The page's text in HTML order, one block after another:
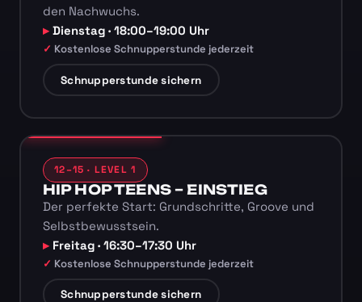
den Nachwuchs.
Dienstag · 18:00–19:00 Uhr
Kostenlose Schnupperstunde jederzeit
Schnupperstunde sichern
12–15 · LEVEL 1
HIP HOP TEENS – EINSTIEG
Der perfekte Start: Grundschritte, Groove und
Selbstbewusstsein.
Freitag · 16:30–17:30 Uhr
Kostenlose Schnupperstunde jederzeit
Schnupperstunde sichern